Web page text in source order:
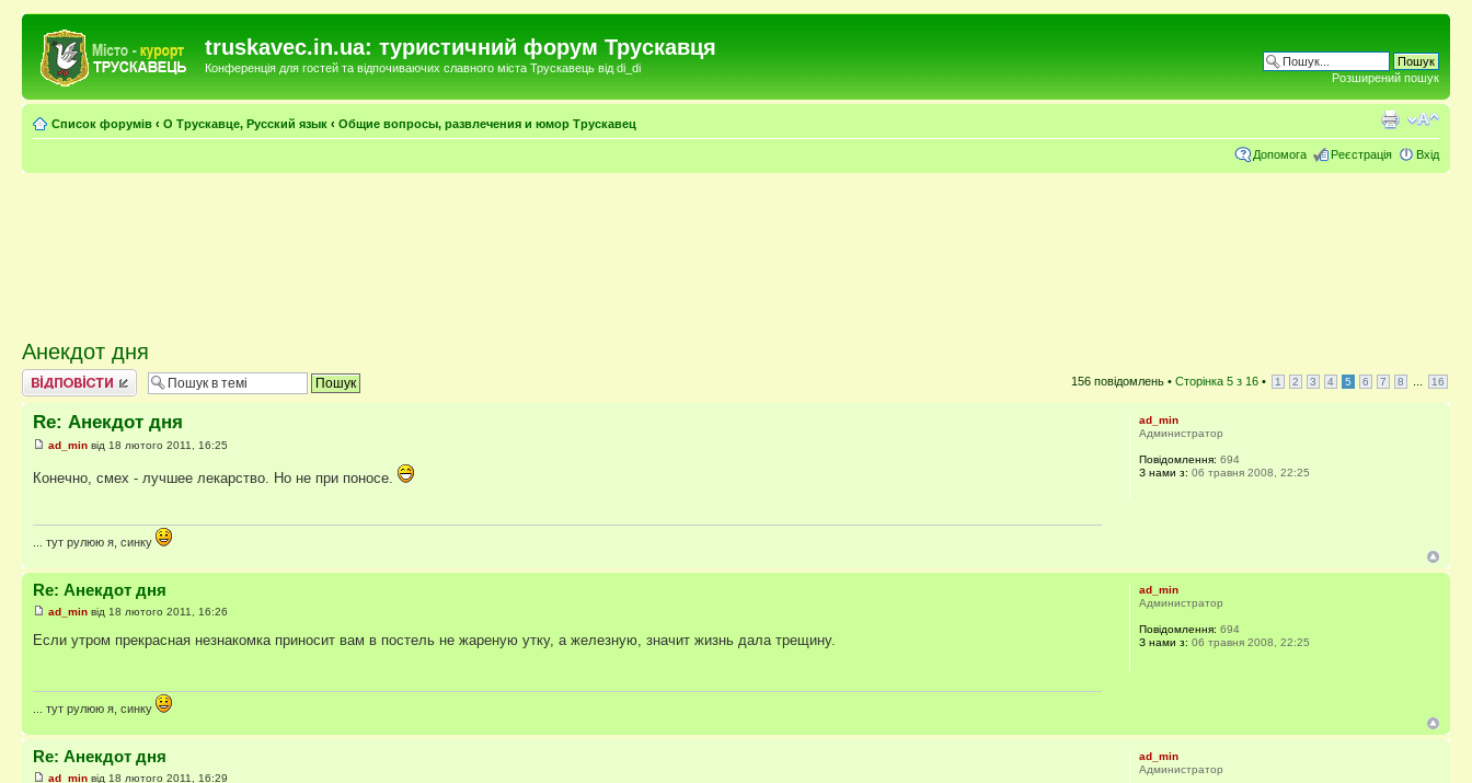
truskavec.in.ua: туристичний форум Трускавця
Конференція для гостей та відпочиваючих славного міста Трускавець від di_di
Розширений пошук
Список форумів ‹ О Трускавце, Русский язык ‹ Общие вопросы, развлечения и юмор Трускавец
Допомога Реєстрація Вхід
Анекдот дня
Відповісти 156 повідомлень • Сторінка 5 з 16 • 1 2 3 4 5 6 7 8 16
Re: Анекдот дня
ad_min від 18 лютого 2011, 16:25
Конечно, смех - лучшее лекарство. Но не при поносе.
... тут рулюю я, синку
ad_min
Администратор
Повідомлення: 694
З нами з: 06 травня 2008, 22:25
Re: Анекдот дня
ad_min від 18 лютого 2011, 16:26
Если утром прекрасная незнакомка приносит вам в постель не жареную утку, а железную, значит жизнь дала трещину.
... тут рулюю я, синку
ad_min
Администратор
Повідомлення: 694
З нами з: 06 травня 2008, 22:25
Re: Анекдот дня
ad_min від 18 лютого 2011, 16:29
ad_min
Администратор